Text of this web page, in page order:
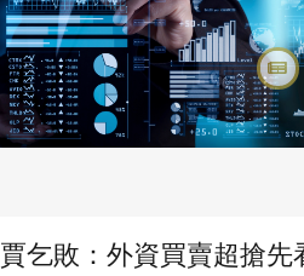
賈乞敗：外資買賣超搶先